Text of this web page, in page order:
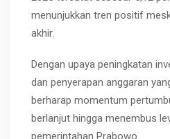
menunjukkan tren positif
akhir.
Dengan upaya peningkatan
dan penyerapan anggaran
berharap momentum
berlanjut hingga menembus
pemerintahan Prabowo.